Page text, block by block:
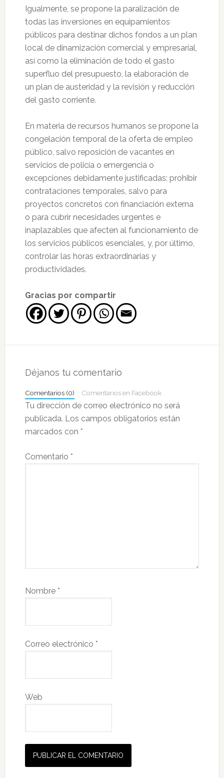
Igualmente, se propone la paralización de
todas las inversiones en equipamientos
públicos para destinar dichos fondos a un plan
local de dinamización comercial y empresarial,
así como la eliminación de todo el gasto
superfluo del presupuesto, la elaboración de
un plan de austeridad y la revisión y reducción
del gasto corriente.
En materia de recursos humanos se propone la
congelación temporal de la oferta de empleo
público, salvo reposición de vacantes en
servicios de policía o emergencia o
excepciones debidamente justificadas; prohibir
contrataciones temporales, salvo para
proyectos concretos con financiación externa
o para cubrir necesidades urgentes e
inaplazables que afecten al funcionamiento de
los servicios públicos esenciales, y, por último,
controlar las horas extraordinarias y
productividades.
Gracias por compartir
con
lectores
Déjanos tu comentario
Comentarios (0) Comentarios en Facebook
Tu dirección de correo electrónico no será
publicada. Los campos obligatorios están
marcados con *
Comentario *
Nombre *
Correo electrónico *
Web